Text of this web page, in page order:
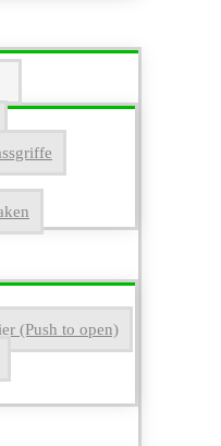
(Push to open)